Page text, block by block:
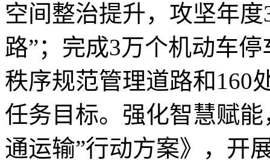
空间整治提升，攻坚年
路”；完成3万个机动车
秩序规范管理道路和160
任务目标。强化智慧赋
通运输”行动方案》，开